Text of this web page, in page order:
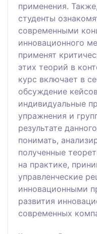
применения.
студенты
современными
инновационного
применят
этих теорий в
курс включает в
обсуждение
индивидуальные
упражнения и
результате
понимать,
полученные
на практике,
управленческие
инновационными
развития
современных